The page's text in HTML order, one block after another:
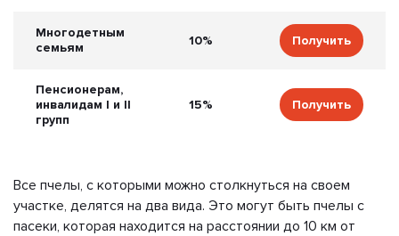
Многодетным
семьям
10% Получить
Пенсионерам,
инвалидам I и II
групп
15% Получить
Все пчелы, с которыми можно столкнуться на своем
участке, делятся на два вида. Это могут быть пчелы с
пасеки, которая находится на расстоянии до 10 км от